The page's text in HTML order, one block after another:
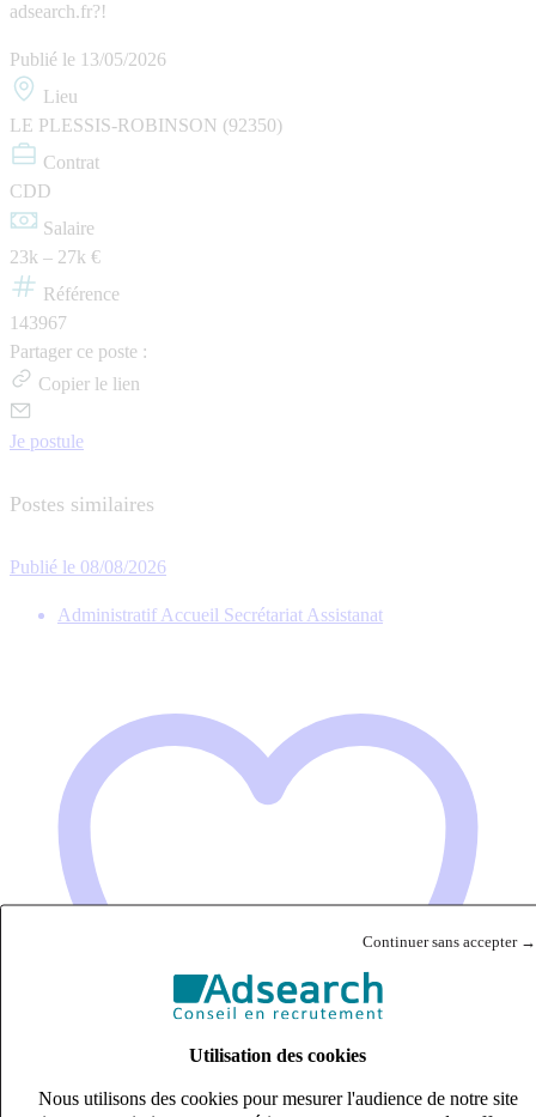
Continuer sans accepter →
Utilisation des cookies
Nous utilisons des cookies pour mesurer l'audience de notre site
adsearch.fr?!
Publié le 13/05/2026
Lieu
LE PLESSIS-ROBINSON (92350)
Contrat
CDD
Salaire
23k – 27k €
Référence
143967
Partager ce poste :
Copier le lien
Je postule
Postes similaires
Publié le 08/08/2026
Administratif Accueil Secrétariat Assistanat